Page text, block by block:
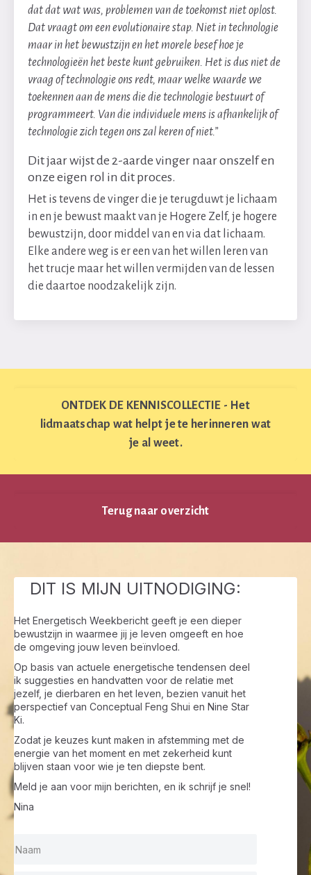
dat dat wat was, problemen van de toekomst niet oplost.
Dat vraagt om een evolutionaire stap. Niet in technologie
maar in het bewustzijn en het morele besef hoe je
technologieën het beste kunt gebruiken. Het is dus niet de
vraag of technologie ons redt, maar welke waarde we
toekennen aan de mens die die technologie bestuurt of
programmeert. Van die individuele mens is afhankelijk of
technologie zich tegen ons zal keren of niet.”
Dit jaar wijst de 2-aarde vinger naar onszelf en
onze eigen rol in dit proces.
Het is tevens de vinger die je terugduwt je lichaam
in en je bewust maakt van je Hogere Zelf, je hogere
bewustzijn, door middel van en via dat lichaam.
Elke andere weg is er een van het willen leren van
het trucje maar het willen vermijden van de lessen
die daartoe noodzakelijk zijn.
ONTDEK DE KENNISCOLLECTIE - Het
lidmaatschap wat helpt je te herinneren wat
je al weet.
Terug naar overzicht
DIT IS MIJN UITNODIGING:
Het Energetisch Weekbericht geeft je een dieper
bewustzijn in waarmee jij je leven omgeeft en hoe
de omgeving jouw leven beïnvloed.
Op basis van actuele energetische tendensen deel
ik suggesties en handvatten voor de relatie met
jezelf, je dierbaren en het leven, bezien vanuit het
perspectief van Conceptual Feng Shui en Nine Star
Ki.
Zodat je keuzes kunt maken in afstemming met de
energie van het moment en met zekerheid kunt
blijven staan voor wie je ten diepste bent.
Meld je aan voor mijn berichten, en ik schrijf je snel!
Nina